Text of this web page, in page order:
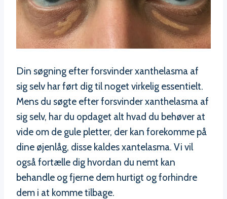
Din søgning efter forsvinder xanthelasma af
sig selv har ført dig til noget virkelig essentielt.
Mens du søgte efter forsvinder xanthelasma af
sig selv, har du opdaget alt hvad du behøver at
vide om de gule pletter, der kan forekomme på
dine øjenlåg, disse kaldes xantelasma. Vi vil
også fortælle dig hvordan du nemt kan
behandle og fjerne dem hurtigt og forhindre
dem i at komme tilbage.